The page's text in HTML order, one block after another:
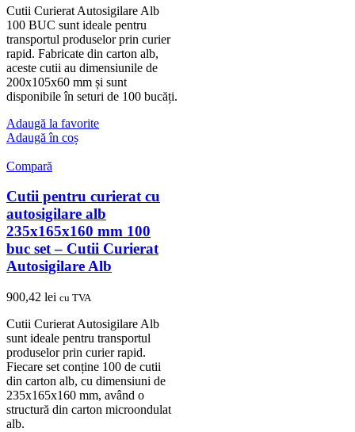
Cutii Curierat Autosigilare Alb
100 BUC sunt ideale pentru
transportul produselor prin curier
rapid. Fabricate din carton alb,
aceste cutii au dimensiunile de
200x105x60 mm și sunt
disponibile în seturi de 100 bucăți.
Adaugă la favorite
Adaugă în coș
Compară
Cutii pentru curierat cu
autosigilare alb
235x165x160 mm 100
buc set – Cutii Curierat
Autosigilare Alb
900,42 lei cu TVA
Cutii Curierat Autosigilare Alb
sunt ideale pentru transportul
produselor prin curier rapid.
Fiecare set conține 100 de cutii
din carton alb, cu dimensiuni de
235x165x160 mm, având o
structură din carton microondulat
alb.